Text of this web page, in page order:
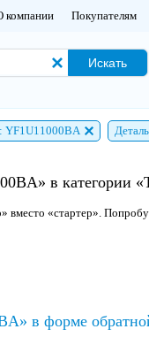
компании Покупателям
Искать
YF1U11000BA
в категории
вместо «стартер».
в форме